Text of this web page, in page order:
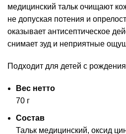
медицинский тальк очищают
не допуская потения и
оказывает антисептическое
снимает зуд и неприятные
Подходит для детей с
Вес нетто
70 г
Состав
Тальк медицинский, оксид